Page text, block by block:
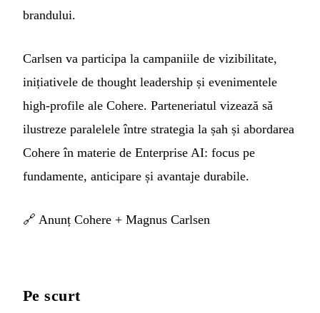
brandului.
Carlsen va participa la campaniile de vizibilitate,
inițiativele de thought leadership și evenimentele
high-profile ale Cohere. Parteneriatul vizează să
ilustreze paralelele între strategia la șah și abordarea
Cohere în materie de Enterprise AI: focus pe
fundamente, anticipare și avantaje durabile.
🔗 Anunț Cohere + Magnus Carlsen
Pe scurt